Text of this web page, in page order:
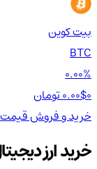
بیت کوین
BTC
0.00%
0.00$
خرید و فروشقیمت
خرید ارز دیجیتال در 3